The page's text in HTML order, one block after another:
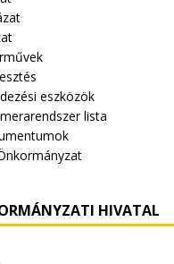
eszközök
lista
HIVATAL